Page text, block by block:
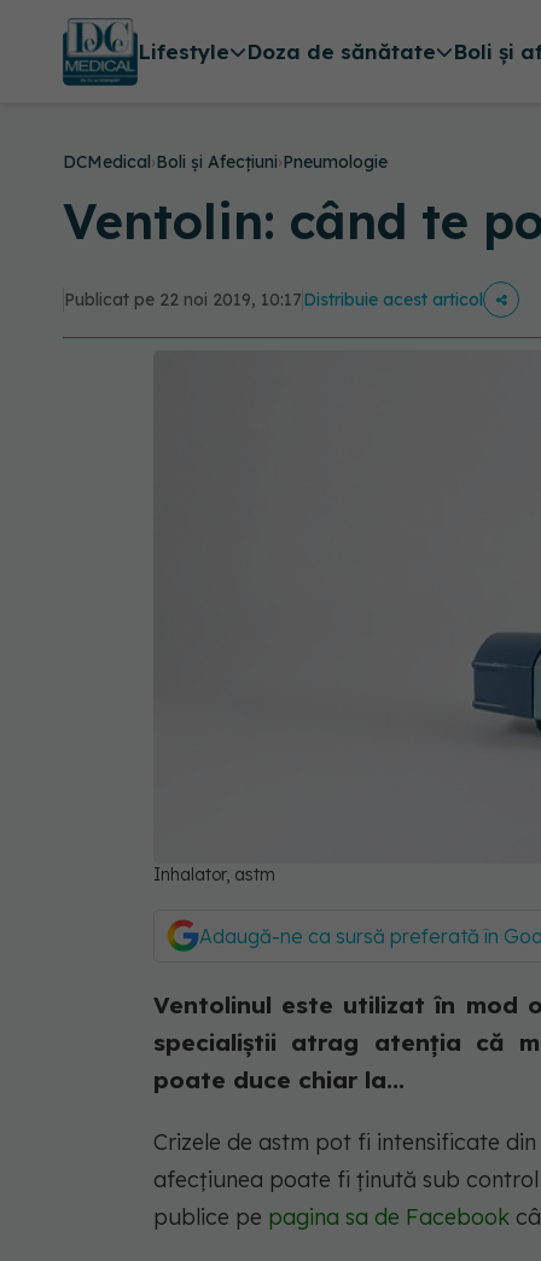
Lifestyle Doza de sănătate Boli și
DCMedical›Boli și Afecțiuni›Pneumologie
Ventolin: când te
Publicat pe 22 noi 2019, 10:17Distribuie acest articol
Inhalator, astm
Adaugă-ne ca sursă preferată în
Ventolinul este utilizat în mod
specialiștii atrag atenția că
poate duce chiar la...
Crizele de astm pot fi intensificate
afecțiunea poate fi ținută sub
publice pe pagina sa de Facebook